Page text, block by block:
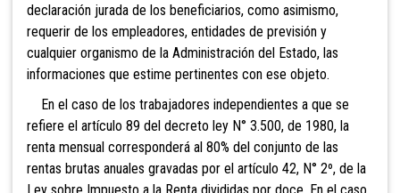
declaración jurada de los beneficiarios, como asimismo,
requerir de los empleadores, entidades de previsión y
cualquier organismo de la Administración del Estado, las
informaciones que estime pertinentes con ese objeto.
En el caso de los trabajadores independientes a que se
refiere el artículo 89 del decreto ley N° 3.500, de 1980, la
renta mensual corresponderá al 80% del conjunto de las
rentas brutas anuales gravadas por el artículo 42, N° 2º, de la
Ley sobre Impuesto a la Renta divididas por doce. En el caso